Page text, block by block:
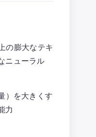
の膨大なテキ
ニューラル
）を大きくす
力